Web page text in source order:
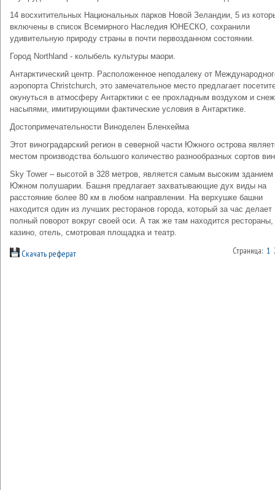
14 восхитительных Национальных парков Новой Зеландии, 5 из
включены в список Всемирного Наследия ЮНЕСКО, сохранили
удивительную природу страны в почти первозданном состоянии.
Город Northland - колыбель культуры маори.
Антарктический центр. Расположенное неподалеку от
аэропорта Christchurch, это замечательное место предлагает
окунуться в атмосферу Антарктики с ее прохладным воздухом и
насыпями, имитирующими фактические условия в Антарктике.
Достопримечательности Виноделен Бленхейма
Этот виноградарский регион в северной части Южного острова
местом производства большого количество разнообразных сортов
Sky Tower – высотой в 328 метров, является самым высоким зданием
Южном полушарии. Башня предлагает захватывающие дух виды на
расстояние более 80 км в любом направлении. На верхушке башни
находится один из лучших ресторанов города, который за час делает
полный поворот вокруг своей оси. А так же там находится
казино, отель, смотровая площадка и театр.
Скачать реферат Страница: 1